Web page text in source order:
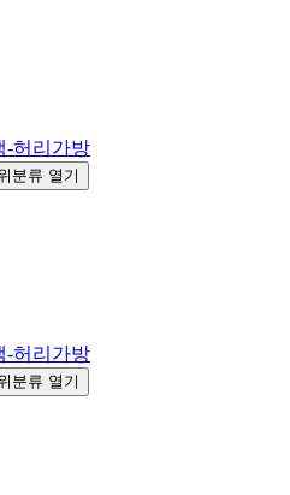
-허리가방
분류 열기
-허리가방
분류 열기